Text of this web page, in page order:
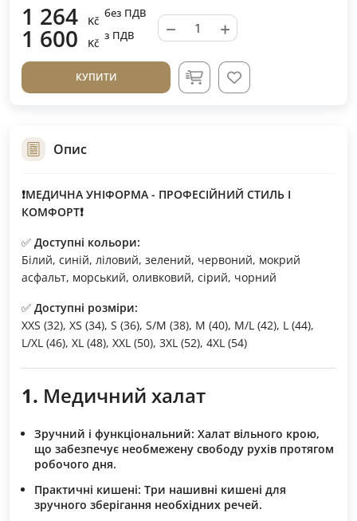
1 264 Kč
без ПДВ
1 600 Kč
з ПДВ − +
КУПИТИ
Опис
❗МЕДИЧНА УНІФОРМА - ПРОФЕСІЙНИЙ СТИЛЬ І
КОМФОРТ❗
✅ Доступні кольори:
Білий, синій, ліловий, зелений, червоний, мокрий
асфальт, морський, оливковий, сірий, чорний
✅ Доступні розміри:
XXS (32), XS (34), S (36), S/M (38), M (40), M/L (42), L (44),
L/XL (46), XL (48), XXL (50), 3XL (52), 4XL (54)
1. Медичний халат
Зручний і функціональний: Халат вільного крою,
що забезпечує необмежену свободу рухів протягом
робочого дня.
Практичні кишені: Три нашивні кишені для
зручного зберігання необхідних речей.